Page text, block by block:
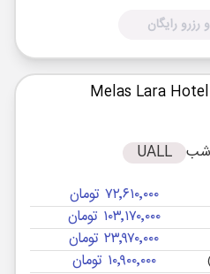
رزرو رایگان
UALL
۷۲٬۶۱۰٬۰۰۰ تومان
۱۰۳٬۱۷۰٬۰۰۰ تومان
۲۳٬۹۷۰٬۰۰۰ تومان
۱۰٬۹۰۰٬۰۰۰ تومان